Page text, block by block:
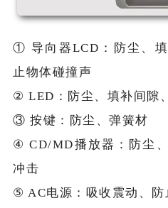
① 导向器LCD：防尘、
止物体碰撞声
② LED：防尘、填补间隙
③ 按键：防尘、弹簧材
④ CD/MD播放器：防尘
冲击
⑤ AC电源：吸收震动、防